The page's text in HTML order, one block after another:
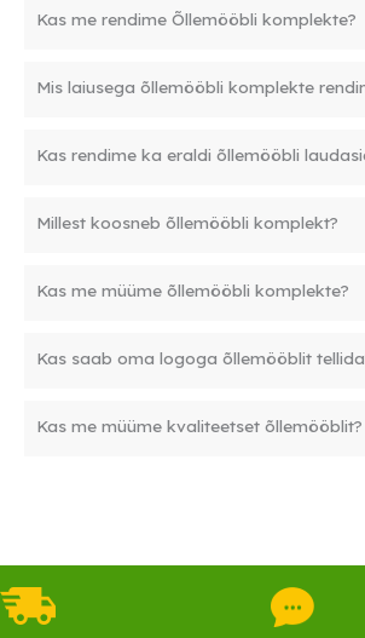
Kas me rendime Õllemööbli komplekte?
Mis laiusega õllemööbli komplekte
komplektid. Laua ja pinkide pikkus on
Kas rendime ka eraldi õllemööbli
õllemööbli pinke. Valikus on ka seljatoega
Millest koosneb õllemööbli komplekt?
Kas me müüme õllemööbli komplekte?
on komplektid laiusega 50cm, 60cm,
Kas saab oma logoga õllemööblit
logo või teksti peale lasta teha.
Kas me müüme kvaliteetset õllemööblit?